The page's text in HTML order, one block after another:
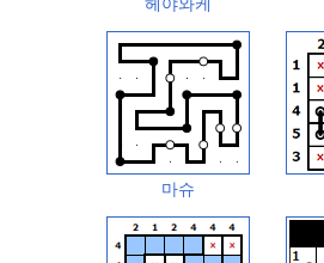
헤야와케
마슈